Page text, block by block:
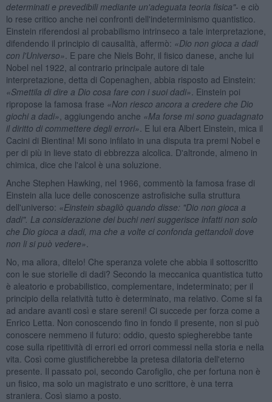
determinati e prevedibili mediante un'adeguata teoria fisica"- e ciò
lo rese critico anche nei confronti dell'indeterminismo quantistico.
Einstein riferendosi al probabilismo intrinseco a tale interpretazione,
difendendo il principio di causalità, affermò: «Dio non gioca a dadi
con l'Universo» . E pare che Niels Bohr, il fisico danese, anche lui
Nobel nel 1922, al contrario principale autore di tale
interpretazione, detta di Copenaghen, abbia risposto ad Einstein:
«Smettila di dire a Dio cosa fare con i suoi dadi» . Einstein poi
ripropose la famosa frase «Non riesco ancora a credere che Dio
giochi a dadi» , aggiungendo anche «Ma forse mi sono guadagnato
il diritto di commettere degli errori» . E lui era Albert Einstein, mica il
Cacini di Bientina! Mi sono infilato in una disputa tra premi Nobel e
per di più in lieve stato di ebbrezza alcolica. D'altronde, almeno in
chimica, dice che l'alcol è una soluzione.
Anche Stephen Hawking, nel 1966, commentò la famosa frase di
Einstein alla luce delle conoscenze astrofisiche sulla struttura
dell'universo: «Einstein sbagliò quando disse: "Dio non gioca a
dadi". La considerazione dei buchi neri suggerisce infatti non solo
che Dio gioca a dadi, ma che a volte ci confonda gettandoli dove
non li si può vedere»
No, ma allora, ditelo! Che speranza volete che abbia il sottoscritto
con le sue storielle di dadi? Secondo la meccanica quantistica tutto
è aleatorio e probabilistico, complementare, indeterminato; per il
principio della relatività tutto è determinato, ma relativo. Come si fa
ad andare avanti così e stare sereni! Ci succede per forza come a
Enrico Letta. Non conoscendo fino in fondo il presente, non si può
conoscere nemmeno il futuro: oddio, questo spiegherebbe tante
cose sulla ripetitività di errori ed orrori commessi nella storia e nella
vita. Così come giustificherebbe la pretesa dilatoria dell'eterno
presente. Il passato poi, secondo Carofiglio, che per fortuna non è
un fisico, ma solo un magistrato e uno scrittore, è una terra
straniera. Così siamo a posto.